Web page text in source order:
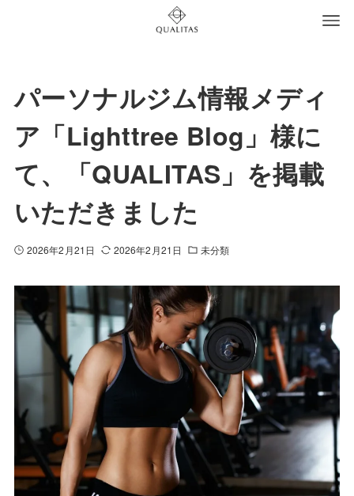
パーソナルジム情報メディ
ア「Lighttree Blog」様に
て、「QUALITAS」を掲載
いただきました
2026年2月21日 2026年2月21日 未分類